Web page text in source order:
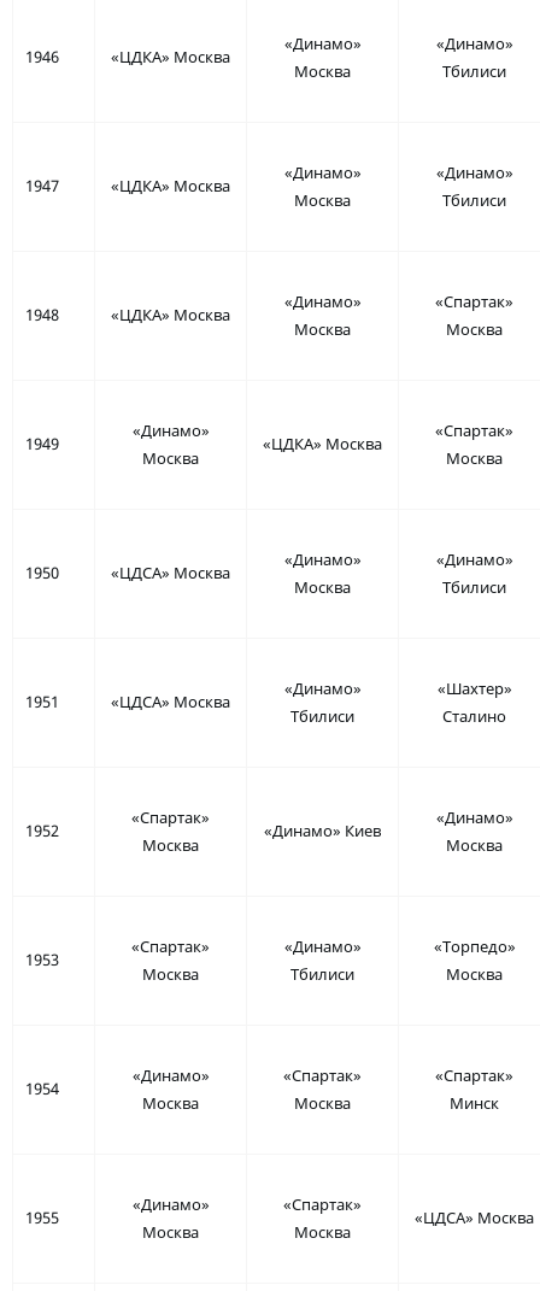
1946 «ЦДКА» Москва
«Динамо»
Москва
«Динамо»
Тбилиси
1947 «ЦДКА» Москва
«Динамо»
Москва
«Динамо»
Тбилиси
1948 «ЦДКА» Москва
«Динамо»
Москва
«Спартак»
Москва
1949
«Динамо»
Москва
«ЦДКА» Москва
«Спартак»
Москва
1950 «ЦДСА» Москва
«Динамо»
Москва
«Динамо»
Тбилиси
1951 «ЦДСА» Москва
«Динамо»
Тбилиси
«Шахтер»
Сталино
1952
«Спартак»
Москва
«Динамо» Киев
«Динамо»
Москва
1953
«Спартак»
Москва
«Динамо»
Тбилиси
«Торпедо»
Москва
1954
«Динамо»
Москва
«Спартак»
Москва
«Спартак»
Минск
1955
«Динамо»
Москва
«Спартак»
Москва
«ЦДСА» Москва